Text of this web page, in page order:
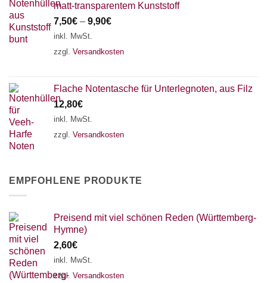
matt-transparentem Kunststoff
7,50€ – 9,90€
inkl. MwSt.
zzgl. Versandkosten
Flache Notentasche für Unterlegnoten, aus Filz
12,80€
inkl. MwSt.
zzgl. Versandkosten
EMPFOHLENE PRODUKTE
Preisend mit viel schönen Reden (Württemberg-
Hymne)
2,60€
inkl. MwSt.
zzgl. Versandkosten